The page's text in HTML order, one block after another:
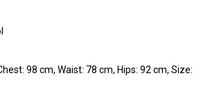
98 cm, Waist: 78 cm, Hips: 92 cm, Size: